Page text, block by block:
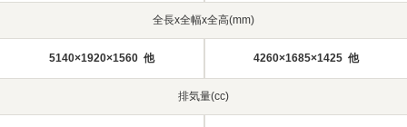
全長x全幅x全高(mm)
5140×1920×1560 他 4260×1685×1425 他
排気量(cc)